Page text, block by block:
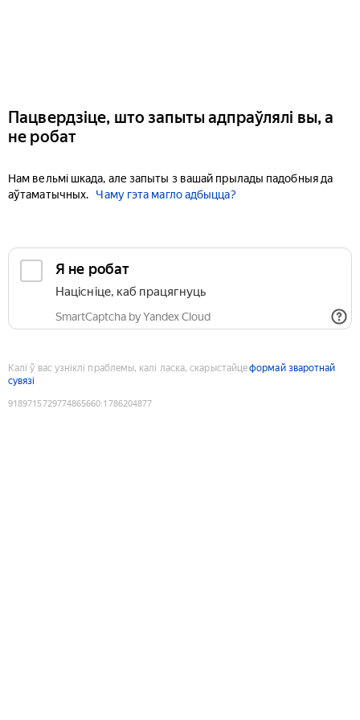
Пацвердзіце, што запыты адпраўлялі вы, а
не робат
Нам вельмі шкада, але запыты з вашай прылады падобныя да
аўтаматычных.
Чаму гэта магло адбыцца?
Я не робат
Націсніце, каб працягнуць
SmartCaptcha by Yandex Cloud
Калі ў вас узніклі праблемы, калі ласка, скарыстайцеформай зваротнай
сувязі
9189715729774865660:1786204877